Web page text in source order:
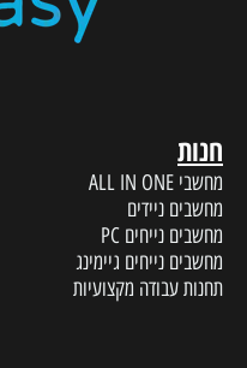
חנות
מחשבי ALL IN ONE
מחשבים ניידים
מחשבים נייחים PC
מחשבים נייחים גיימינג
תחנות עבודה מקצועיות